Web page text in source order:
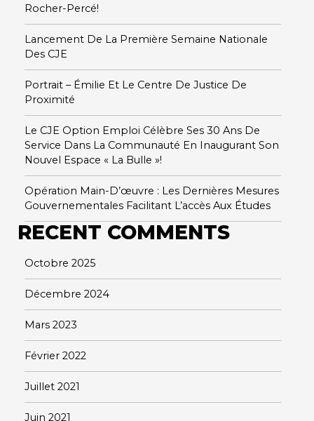
Rocher-Percé!
Lancement De La Première Semaine Nationale
Des CJE
Portrait – Émilie Et Le Centre De Justice De
Proximité
Le CJE Option Emploi Célèbre Ses 30 Ans De
Service Dans La Communauté En Inaugurant Son
Nouvel Espace « La Bulle »!
Opération Main-D’œuvre : Les Dernières Mesures
Gouvernementales Facilitant L’accès Aux Études
RECENT COMMENTS
Octobre 2025
Décembre 2024
Mars 2023
Février 2022
Juillet 2021
Juin 2021